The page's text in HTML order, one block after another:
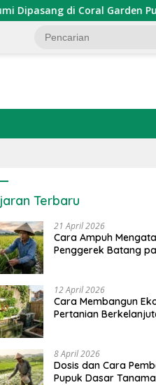
di Coral Garden Pulau
IoT dalam
Modern di Indonesia
Terbaru
21 April 2026
Cara Ampuh
Penggerek Batang
12 April 2026
Cara Membangun
Pertanian
8 April 2026
Dosis dan Cara
Pupuk Dasar